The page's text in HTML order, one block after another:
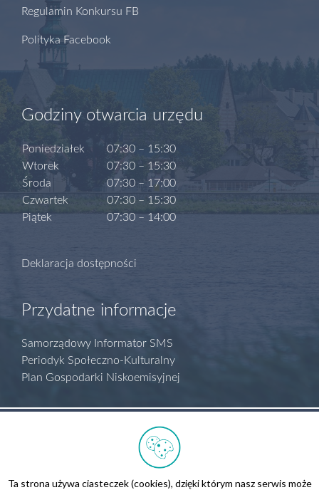
Regulamin Konkursu FB
Polityka Facebook
Godziny otwarcia urzędu
Poniedziałek
Wtorek
Środa
Czwartek
Piątek
07:30 – 15:30
07:30 – 15:30
07:30 – 17:00
07:30 – 15:30
07:30 – 14:00
Deklaracja dostępności
Przydatne informacje
Samorządowy Informator SMS
Periodyk Społeczno-Kulturalny
Plan Gospodarki Niskoemisyjnej
Ta strona używa ciasteczek (cookies), dzięki którym nasz serwis może